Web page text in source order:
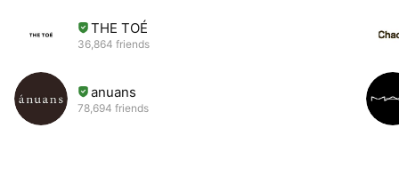
THE TOÉ
36,864 friends
anuans
78,694 friends